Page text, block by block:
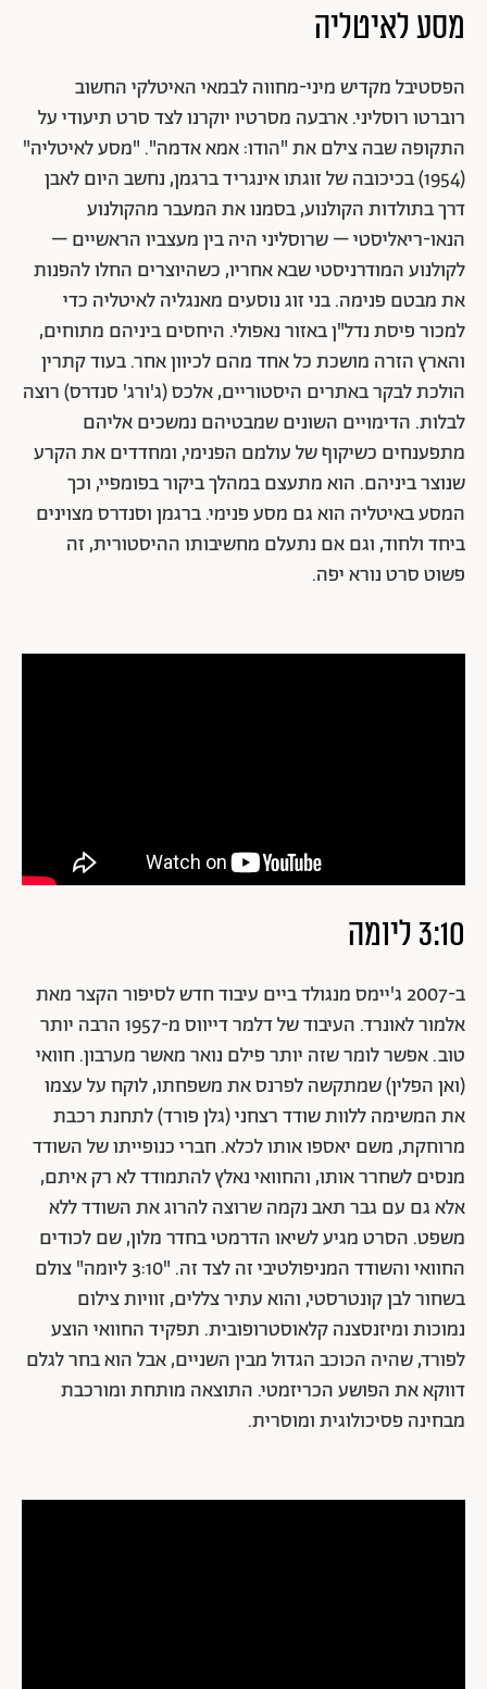
מסע לאיטליה
הפסטיבל מקדיש מיני-מחווה לבמאי האיטלקי החשוב
רוברטו רוסליני. ארבעה מסרטיו יוקרנו לצד סרט תיעודי על
התקופה שבה צילם את "הודו: אמא אדמה". "מסע לאיטליה"
(1954) בכיכובה של זוגתו אינגריד ברגמן, נחשב היום לאבן
דרך בתולדות הקולנוע, בסמנו את המעבר מהקולנוע
הנאו-ריאליסטי – שרוסליני היה בין מעצביו הראשיים –
לקולנוע המודרניסטי שבא אחריו, כשהיוצרים החלו להפנות
את מבטם פנימה. בני זוג נוסעים מאנגליה לאיטליה כדי
למכור פיסת נדל"ן באזור נאפולי. היחסים ביניהם מתוחים,
והארץ הזרה מושכת כל אחד מהם לכיוון אחר. בעוד קתרין
הולכת לבקר באתרים היסטוריים, אלכס (ג'ורג' סנדרס) רוצה
לבלות. הדימויים השונים שמבטיהם נמשכים אליהם
מתפענחים כשיקוף של עולמם הפנימי, ומחדדים את הקרע
שנוצר ביניהם. הוא מתעצם במהלך ביקור בפומפיי, וכך
המסע באיטליה הוא גם מסע פנימי. ברגמן וסנדרס מצוינים
ביחד ולחוד, וגם אם נתעלם מחשיבותו ההיסטורית, זה
פשוט סרט נורא יפה.
3:10 ליומה
ב-2007 ג'יימס מנגולד ביים עיבוד חדש לסיפור הקצר מאת
אלמור לאונרד. העיבוד של דלמר דייווס מ-1957 הרבה יותר
טוב. אפשר לומר שזה יותר פילם נואר מאשר מערבון. חוואי
(ואן הפלין) שמתקשה לפרנס את משפחתו, לוקח על עצמו
את המשימה ללוות שודד רצחני (גלן פורד) לתחנת רכבת
מרוחקת, משם יאספו אותו לכלא. חברי כנופייתו של השודד
מנסים לשחרר אותו, והחוואי נאלץ להתמודד לא רק איתם,
אלא גם עם גבר תאב נקמה שרוצה להרוג את השודד ללא
משפט. הסרט מגיע לשיאו הדרמטי בחדר מלון, שם לכודים
החוואי והשודד המניפולטיבי זה לצד זה. "3:10 ליומה" צולם
בשחור לבן קונטרסטי, והוא עתיר צללים, זוויות צילום
נמוכות ומיזנסצנה קלאוסטרופובית. תפקיד החוואי הוצע
לפורד, שהיה הכוכב הגדול מבין השניים, אבל הוא בחר לגלם
דווקא את הפושע הכריזמטי. התוצאה מותחת ומורכבת
מבחינה פסיכולוגית ומוסרית.